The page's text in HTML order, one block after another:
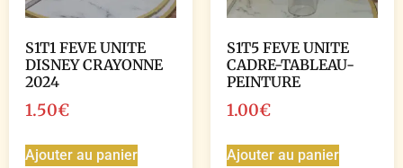
S1T1 FEVE UNITE
DISNEY CRAYONNE
2024
1.50€
Ajouter au panier
S1T5 FEVE UNITE
CADRE-TABLEAU-
PEINTURE
1.00€
Ajouter au panier